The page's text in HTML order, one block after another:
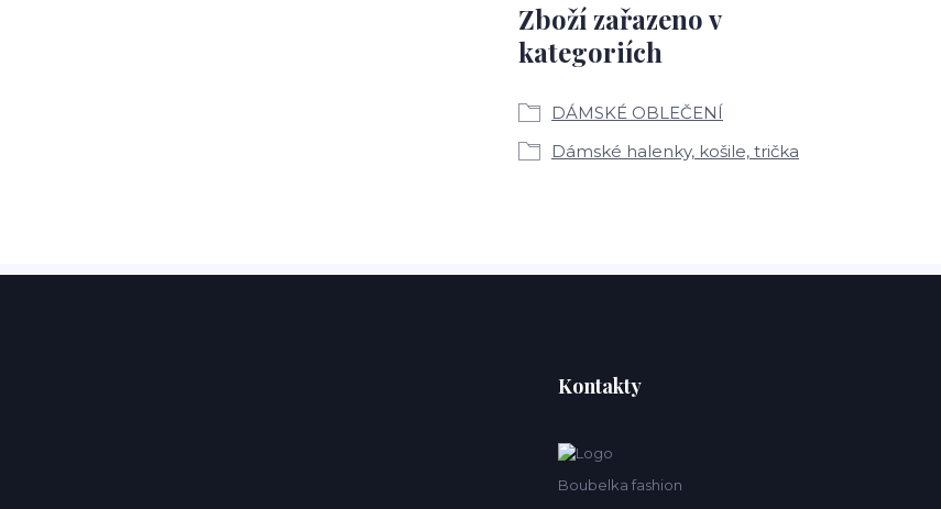
Zboží zařazeno v
kategoriích
DÁMSKÉ OBLEČENÍ
Dámské halenky, košile, trička
Kontakty
Boubelka fashion